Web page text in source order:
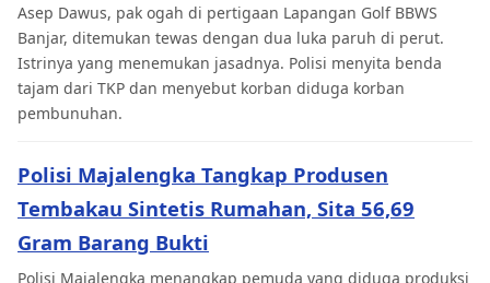
Asep Dawus, pak ogah di pertigaan Lapangan Golf BBWS
Banjar, ditemukan tewas dengan dua luka paruh di perut.
Istrinya yang menemukan jasadnya. Polisi menyita benda
tajam dari TKP dan menyebut korban diduga korban
pembunuhan.
Polisi Majalengka Tangkap Produsen
Tembakau Sintetis Rumahan, Sita 56,69
Gram Barang Bukti
Polisi Majalengka menangkap pemuda yang diduga produksi